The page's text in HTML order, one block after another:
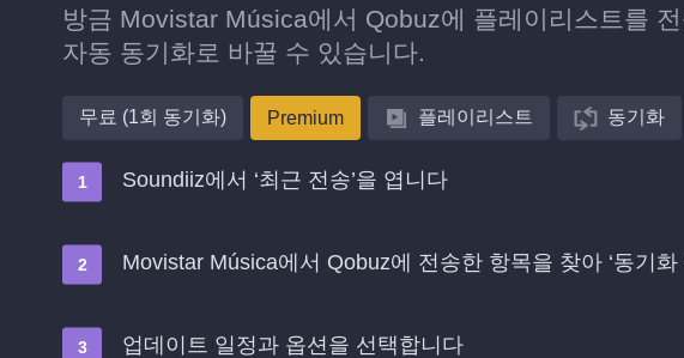
방금 Movistar Música에서 Qobuz에 플레이리스트를
자동 동기화로 바꿀 수 있습니다.
무료 (1회 동기화) Premium 플레이리스트 동기화
Soundiiz에서 ‘최근 전송’을 엽니다
Movistar Música에서 Qobuz에 전송한 항목을 찾아 ‘동기화
업데이트 일정과 옵션을 선택합니다